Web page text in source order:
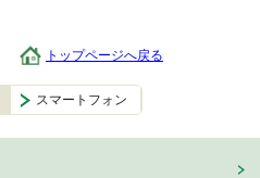
トップページへ戻る
スマートフォン